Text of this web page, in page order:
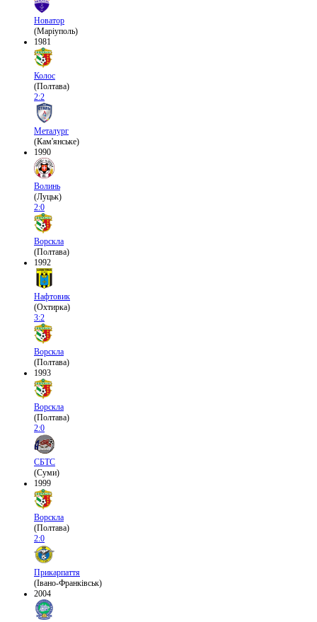
Новатор
(Маріуполь)
1981
Колос
(Полтава)
2:2
Металург
(Кам'янське)
1990
Волинь
(Луцьк)
2:0
Ворскла
(Полтава)
1992
Нафтовик
(Охтирка)
3:2
Ворскла
(Полтава)
1993
Ворскла
(Полтава)
2:0
СБТС
(Суми)
1999
Ворскла
(Полтава)
2:0
Прикарпаття
(Івано-Франківськ)
2004